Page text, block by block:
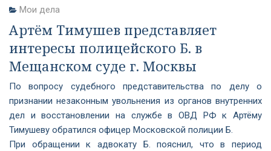
Мои дела
Артём Тимушев представляет
интересы полицейского Б. в
Мещанском суде г. Москвы
По вопросу судебного представительства по делу о
признании незаконным увольнения из органов внутренних
дел и восстановлении на службе в ОВД РФ к Артёму
Тимушеву обратился офицер Московской полиции Б.
При обращении к адвокату Б. пояснил, что в период